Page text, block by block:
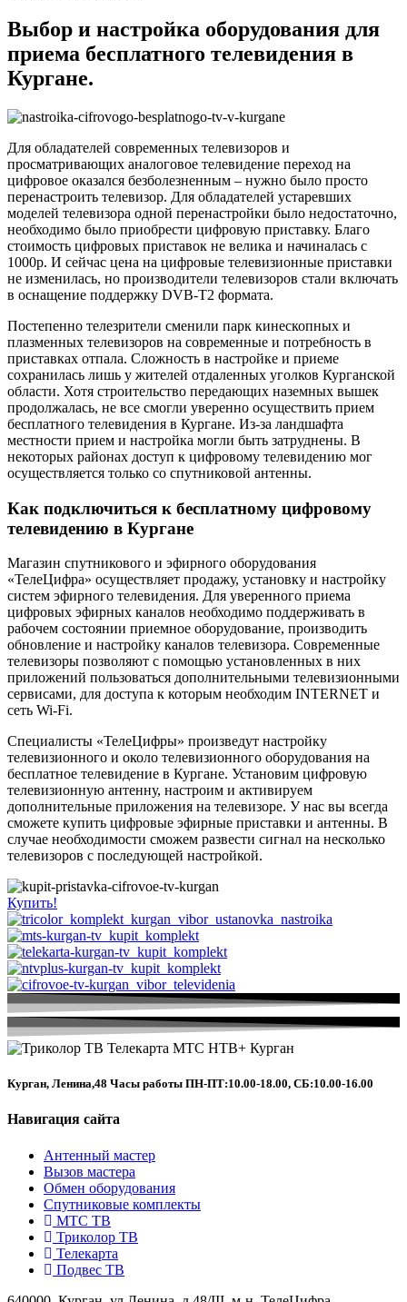
Выбор и настройка оборудования для
приема бесплатного телевидения в
Кургане.​
Для обладателей современных телевизоров и
просматривающих аналоговое телевидение переход на
цифровое оказался безболезненным – нужно было просто
перенастроить телевизор. Для обладателей устаревших
моделей телевизора одной перенастройки было недостаточно,
необходимо было приобрести цифровую приставку. Благо
стоимость цифровых приставок не велика и начиналась с
1000р. И сейчас цена на цифровые телевизионные приставки
не изменилась, но производители телевизоров стали включать
в оснащение поддержку DVB-T2 формата.
Постепенно телезрители сменили парк кинескопных и
плазменных телевизоров на современные и потребность в
приставках отпала. Сложность в настройке и приеме
сохранилась лишь у жителей отдаленных уголков Курганской
области. Хотя строительство передающих наземных вышек
продолжалась, не все смогли уверенно осуществить прием
бесплатного телевидения в Кургане. Из-за ландшафта
местности прием и настройка могли быть затруднены. В
некоторых районах доступ к цифровому телевидению мог
осуществляется только со спутниковой антенны.
Как подключиться к бесплатному цифровому
телевидению в Кургане
Магазин спутникового и эфирного оборудования
«ТелеЦифра» осуществляет продажу, установку и настройку
систем эфирного телевидения. Для уверенного приема
цифровых эфирных каналов необходимо поддерживать в
рабочем состоянии приемное оборудование, производить
обновление и настройку каналов телевизора. Современные
телевизоры позволяют с помощью установленных в них
приложений пользоваться дополнительными телевизионными
сервисами, для доступа к которым необходим INTERNET и
сеть Wi-Fi.
Специалисты «ТелеЦифры» произведут настройку
телевизионного и около телевизионного оборудования на
бесплатное телевидение в Кургане. Установим цифровую
телевизионную антенну, настроим и активируем
дополнительные приложения на телевизоре. У нас вы всегда
сможете купить цифровые эфирные приставки и антенны. В
случае необходимости сможем развести сигнал на несколько
телевизоров с последующей настройкой.
Купить!
Курган, Ленина,48 Часы работы ПН-ПТ:10.00-18.00, СБ:10.00-16.00
Навигация сайта
Антенный мастер
Вызов мастера
Обмен оборудования
Спутниковые комплекты
МТС ТВ
Триколор ТВ
Телекарта
Подвес ТВ